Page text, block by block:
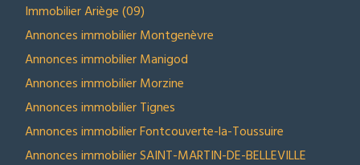
Immobilier Ariège (09)
Annonces immobilier Montgenèvre
Annonces immobilier Manigod
Annonces immobilier Morzine
Annonces immobilier Tignes
Annonces immobilier Fontcouverte-la-Toussuire
Annonces immobilier SAINT-MARTIN-DE-BELLEVILLE